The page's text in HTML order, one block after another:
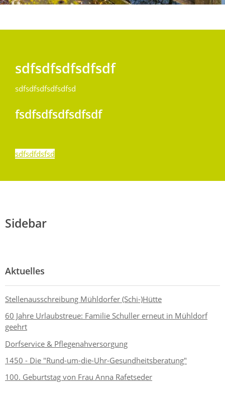
Ein Lebensraum zum Wohlfühlen
sdfsdfsdfsdfsdf
sdfsdfsdfsdfsdfsd
fsdfsdfsdfsdfsdf
sdfsdfdsfsd
Sidebar
Aktuelles
Stellenausschreibung Mühldorfer (Schi-)Hütte
60 Jahre Urlaubstreue: Familie Schuller erneut in Mühldorf
geehrt
Dorfservice & Pflegenahversorgung
1450 - Die "Rund-um-die-Uhr-Gesundheitsberatung"
100. Geburtstag von Frau Anna Rafetseder